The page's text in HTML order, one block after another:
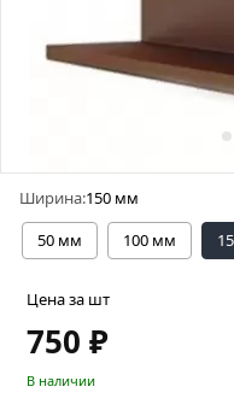
Ширина:150 мм
50 мм
100 мм
Цена за шт
750 ₽
В наличии